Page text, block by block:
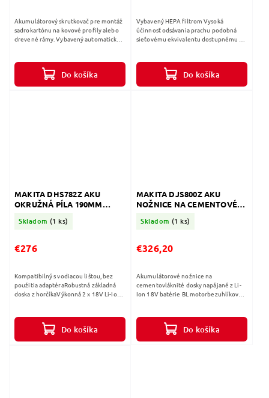
Do košíka
Akumulátorový skrutkovač pre montáž
sadrokartónu na kovové profily alebo
drevené rámy. Vybavený automatickým
Do košíka
Vybavený HEPA filtrom Vysoká
účinnosť odsávania prachu podobná
sieťovému ekvivalentu dostupnému na
MAKITA DHS782Z AKU
OKRUŽNÁ PÍLA 190MM
Skladom (1 ks)
€276
Do košíka
Kompatibilný s vodiacou lištou, bez
použitia adaptéraRobustná základná
doska z horčíkaVýkonná 2 x 18V Li-Ion
Automatická...
MAKITA DJS800Z AKU
NOŽNICE NA CEMENTOVÉ
Skladom (1 ks)
€326,20
Do košíka
Akumulátorové nožnice na
cementovláknité dosky napájané z Li-
Ion 18V batérie BL motorbezuhlíkový
ľahký...